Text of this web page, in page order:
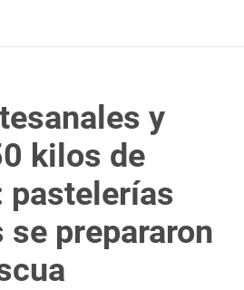
y
kilos de
pastelerías
se prepararon